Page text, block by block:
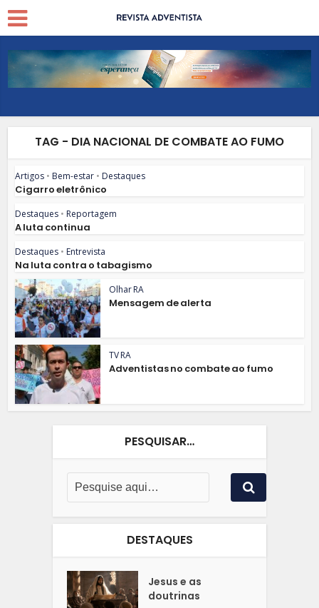
TAG - DIA NACIONAL DE COMBATE AO FUMO
Artigos • Bem-estar • Destaques
Cigarro eletrônico
Destaques • Reportagem
A luta continua
Destaques • Entrevista
Na luta contra o tabagismo
Olhar RA
Mensagem de alerta
TV RA
Adventistas no combate ao fumo
PESQUISAR…
DESTAQUES
Jesus e as
doutrinas